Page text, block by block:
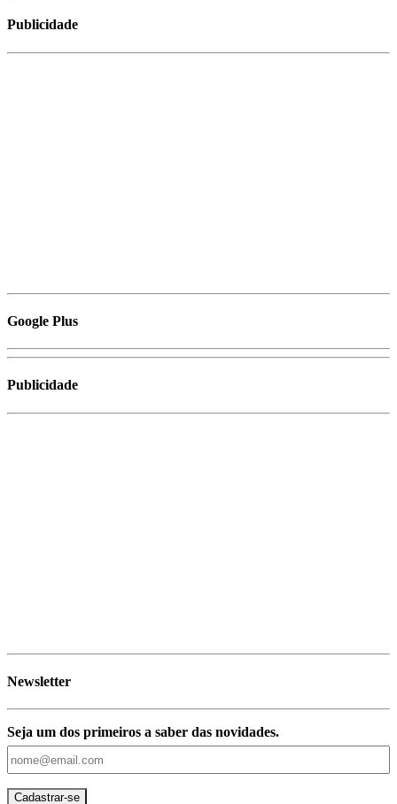
Publicidade
Google Plus
Publicidade
Newsletter
Seja um dos primeiros a saber das novidades.